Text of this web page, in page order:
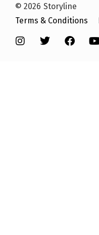
© 2026 Storyline
Terms & Conditions